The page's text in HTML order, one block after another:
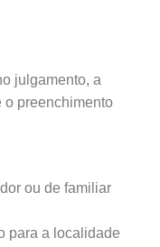
julgamento, a
o preenchimento
ou de familiar
para a localidade